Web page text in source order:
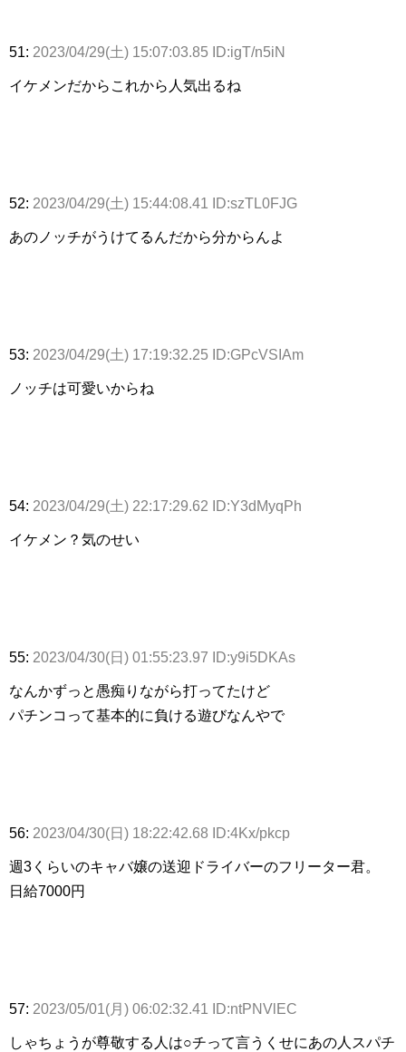
51: 2023/04/29(土) 15:07:03.85 ID:igT/n5iN
イケメンだからこれから人気出るね
52: 2023/04/29(土) 15:44:08.41 ID:szTL0FJG
あのノッチがうけてるんだから分からんよ
53: 2023/04/29(土) 17:19:32.25 ID:GPcVSIAm
ノッチは可愛いからね
54: 2023/04/29(土) 22:17:29.62 ID:Y3dMyqPh
イケメン？気のせい
55: 2023/04/30(日) 01:55:23.97 ID:y9i5DKAs
なんかずっと愚痴りながら打ってたけど
パチンコって基本的に負ける遊びなんやで
56: 2023/04/30(日) 18:22:42.68 ID:4Kx/pkcp
週3くらいのキャバ嬢の送迎ドライバーのフリーター君。
日給7000円
57: 2023/05/01(月) 06:02:32.41 ID:ntPNVlEC
しゃちょうが尊敬する人は○チって言うくせにあの人スパチ